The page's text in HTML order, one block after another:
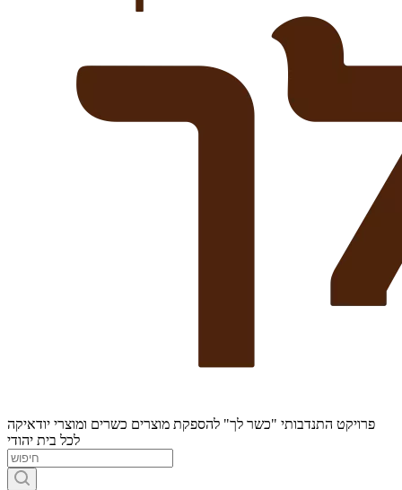
פרויקט התנדבותי "כשר לך" להספקת מוצרים כשרים ומוצרי יודאיקה
לכל בית יהודי